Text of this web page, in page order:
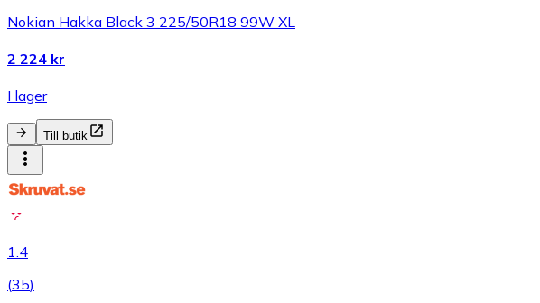
Nokian Hakka Black 3 225/50R18 99W XL
2 224 kr
I lager
Till butik
1.4
(35)